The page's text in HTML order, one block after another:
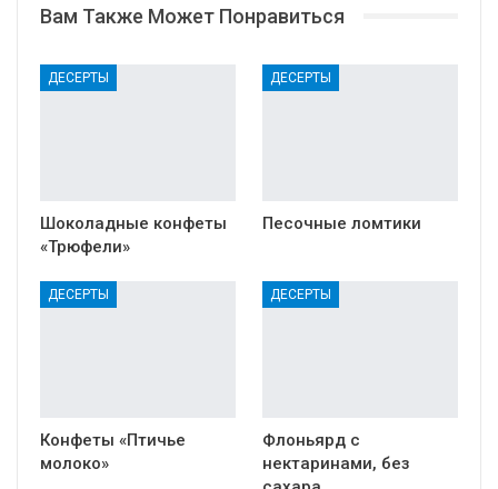
Вам Также Может Понравиться
ДЕСЕРТЫ
Шоколадные конфеты
«Трюфели»
ДЕСЕРТЫ
Песочные ломтики
ДЕСЕРТЫ
Конфеты «Птичье
молоко»
ДЕСЕРТЫ
Флоньярд с
нектаринами, без